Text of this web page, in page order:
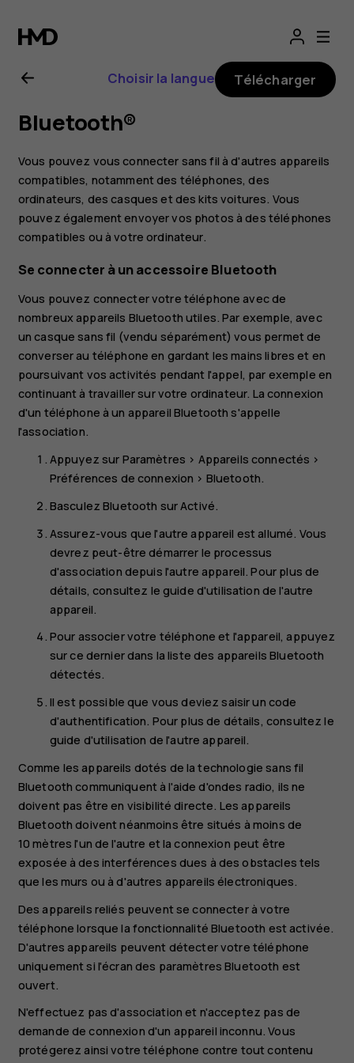
Guide
de
l'utilisateur
Nokia
8.1
Choisir la langue Télécharger
Bluetooth®
Vous pouvez vous connecter sans fil à d'autres appareils
compatibles, notamment des téléphones, des
ordinateurs, des casques et des kits voitures. Vous
pouvez également envoyer vos photos à des téléphones
compatibles ou à votre ordinateur.
Se connecter à un accessoire Bluetooth
Vous pouvez connecter votre téléphone avec de
nombreux appareils Bluetooth utiles. Par exemple, avec
un casque sans fil (vendu séparément) vous permet de
converser au téléphone en gardant les mains libres et en
poursuivant vos activités pendant l'appel, par exemple en
continuant à travailler sur votre ordinateur. La connexion
d'un téléphone à un appareil Bluetooth s'appelle
l'association.
Appuyez sur Paramètres > Appareils connectés >
Préférences de connexion > Bluetooth.
BasculezBluetooth surActivé.
Assurez-vous que l'autre appareil est allumé. Vous
devrez peut-être démarrer le processus
d'association depuis l'autre appareil. Pour plus de
détails, consultez le guide d'utilisation de l'autre
appareil.
Pour associer votre téléphone et l'appareil, appuyez
sur ce dernier dans la liste des appareils Bluetooth
détectés.
Il est possible que vous deviez saisir un code
d'authentification. Pour plus de détails, consultez le
guide d'utilisation de l'autre appareil.
Comme les appareils dotés de la technologie sans fil
Bluetooth communiquent à l'aide d'ondes radio, ils ne
doivent pas être en visibilité directe. Les appareils
Bluetooth doivent néanmoins être situés à moins de
10 mètres l'un de l'autre et la connexion peut être
exposée à des interférences dues à des obstacles tels
que les murs ou à d'autres appareils électroniques.
Des appareils reliés peuvent se connecter à votre
téléphone lorsque la fonctionnalité Bluetooth est activée.
D'autres appareils peuvent détecter votre téléphone
uniquement si l'écran des paramètres Bluetooth est
ouvert.
N'effectuez pas d'association et n'acceptez pas de
demande de connexion d'un appareil inconnu. Vous
protégerez ainsi votre téléphone contre tout contenu